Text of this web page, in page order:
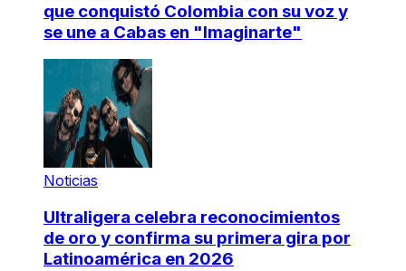
que conquistó Colombia con su voz y
se une a Cabas en "Imaginarte"
Noticias
Ultraligera celebra reconocimientos
de oro y confirma su primera gira por
Latinoamérica en 2026